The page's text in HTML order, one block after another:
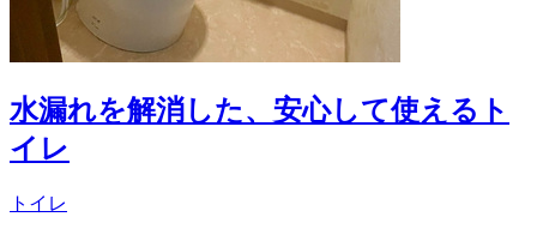
水漏れを解消した、安心して使えるト
イレ
トイレ